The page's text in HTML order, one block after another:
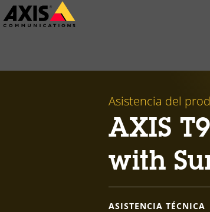
Saltar
al
Asistencia del
AXIS
with
ASISTENCIA TÉCNICA